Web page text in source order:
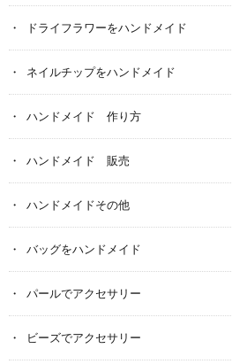
ドライフラワーをハンドメイド
ネイルチップをハンドメイド
ハンドメイド 作り方
ハンドメイド 販売
ハンドメイドその他
バッグをハンドメイド
パールでアクセサリー
ビーズでアクセサリー